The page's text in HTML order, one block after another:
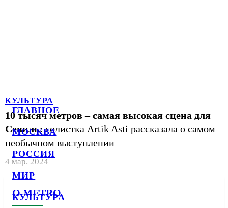
ГЛАВНОЕ
МОСКВА
РОССИЯ
МИР
КУЛЬТУРА
КУЛЬТУРА
10 тысяч метров – самая высокая сцена для
Севиль: солистка Artik Asti рассказала о самом
необычном выступлении
4 мар. 2024
О METRO